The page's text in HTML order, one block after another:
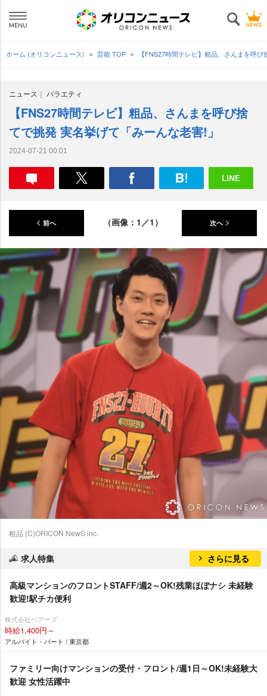
ホーム (オリコンニュース) 芸能 TOP 【FNS27時間テレビ】粗品、さんまを呼
ニュース バラエティ
【FNS27時間テレビ】粗品、さんまを呼び捨
てで挑発 実名挙げて「みーんな老害!」
2024-07-21 00:01
前へ （画像：1／1） 次へ
粗品 (C)ORICON NewS inc.
求人特集 さらに見る
高級マンションのフロントSTAFF/週2～OK!残業ほぼナシ 未経験
歓迎!駅チカ便利
株式会社ベアーズ
時給1,400円～
アルバイト・パート / 東京都
ファミリー向けマンションの受付・フロント/週1日～OK!未経験大
歓迎 女性活躍中